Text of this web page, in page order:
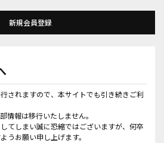
されますので、本サイトでも引き続きご利
情報は移行いたしません。
てしまい誠に恐縮ではございますが、何卒
うお願い申し上げます。